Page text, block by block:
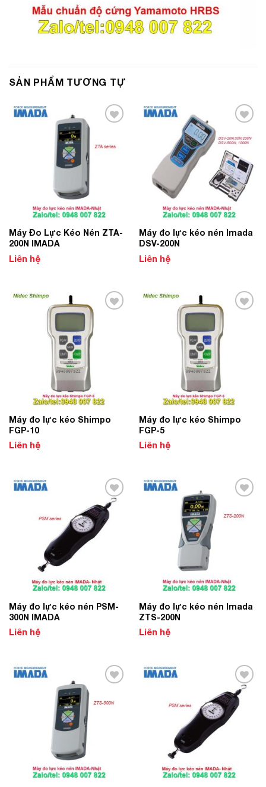
SẢN PHẨM TƯƠNG TỰ
Máy Đo Lực Kéo Nén ZTA-
200N IMADA
Liên hệ
Wishlist
­­Máy đo lực kéo nén Imada
DSV-200N
Liên hệ
Máy đo lực kéo Shimpo
FGP-10
Liên hệ
Máy đo lực kéo Shimpo
FGP-5
Liên hệ
Add to
Wishlist
Máy đo lực kéo nén PSM-
300N IMADA
Liên hệ
Wishlist
Máy đo lực kéo nén Imada
ZTS-200N
Liên hệ
Wishlist
Add to
Wishlist